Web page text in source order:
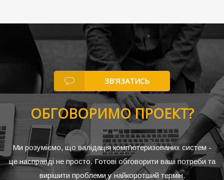
ЗВ'ЯЗАТИСЬ
ОБГОВОРИМО ПРОЕКТ?
Ми розуміємо, що валідація комп'ютеризованих систем -
це насправді не просто. Готові обговорити ваші потреби та
вирішити проблеми у найкоротший термін.